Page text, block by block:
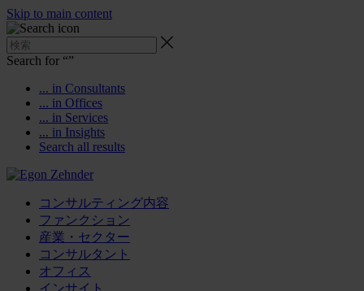
Skip to main content
Search for “”
... in Consultants
... in Offices
... in Services
... in Insights
Search all results
コンサルティング内容
ファンクション
産業・セクター
コンサルタント
オフィス
インサイト